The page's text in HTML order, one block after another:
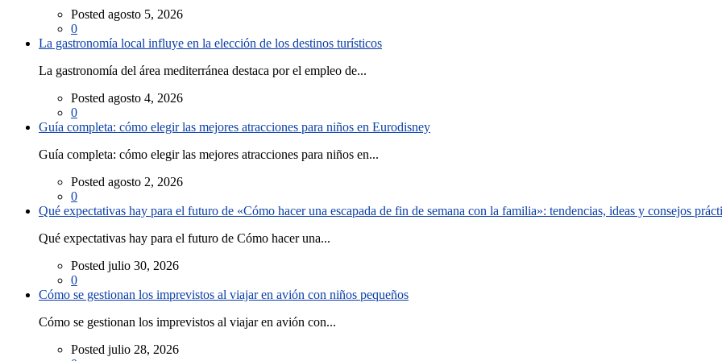
Posted agosto 5, 2026
0
La gastronomía local influye en la elección de los destinos turísticos
La gastronomía del área mediterránea destaca por el empleo de...
Posted agosto 4, 2026
0
Guía completa: cómo elegir las mejores atracciones para niños en Eurodisney
Guía completa: cómo elegir las mejores atracciones para niños en...
Posted agosto 2, 2026
0
Qué expectativas hay para el futuro de «Cómo hacer una escapada de fin de semana con la familia»: tendencias, ideas y consejos
Qué expectativas hay para el futuro de Cómo hacer una...
Posted julio 30, 2026
0
Cómo se gestionan los imprevistos al viajar en avión con niños pequeños
Cómo se gestionan los imprevistos al viajar en avión con...
Posted julio 28, 2026